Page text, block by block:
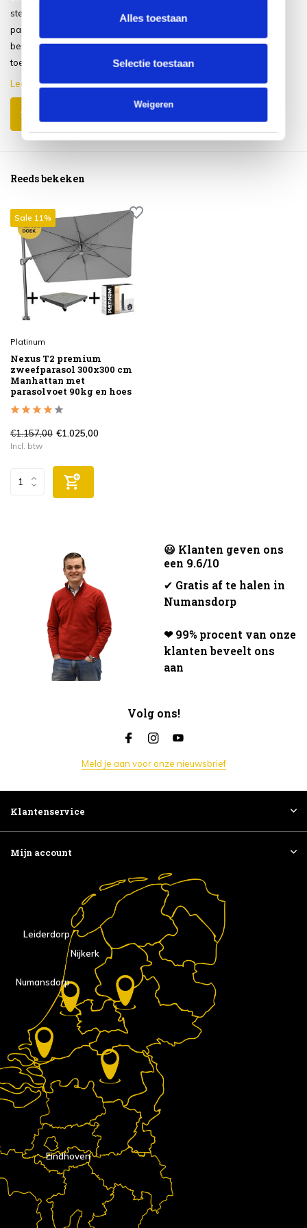
Alles toestaan
Selectie toestaan
Weigeren
stevige constructie. Alleen de
parasolvoet van 90kg bleek
beschadigingen te hebben. Maar
toen ik...
Lees meer
Schrijf je eigen review
Reeds bekeken
Sale 11%
Platinum
Nexus T2 premium
zweefparasol 300x300 cm
Manhattan met
parasolvoet 90kg en hoes
€1.157,00 €1.025,00
Incl. btw
😃 Klanten geven ons
een 9.6/10
✔ Gratis af te halen in
Numansdorp
❤ 99% procent van onze
klanten beveelt ons
aan
Volg ons!
Meld je aan voor onze nieuwsbrief
Klantenservice
Mijn account
Eindhoven
Nijkerk
Numansdorp
Leiderdorp